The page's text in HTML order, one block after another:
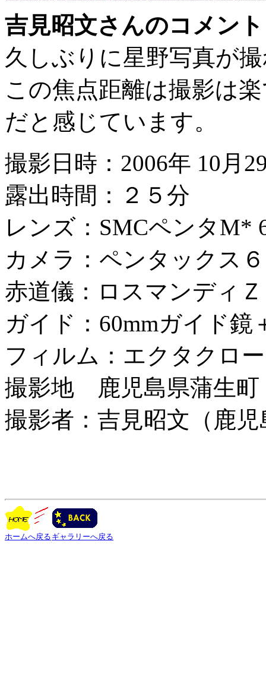
吉見昭文さんのコメン
久しぶりに星野写真が
この焦点距離は撮影は
だと感じています。
撮影日時：2006年 10月
露出時間：２５分
レンズ：SMCペンタM*
カメラ：ペンタックス
赤道儀：ロスマンディＺ
ガイド：60mmガイド
フィルム：エクタクロ
撮影地 鹿児島県蒲生町
撮影者：吉見昭文（鹿
ホームへ戻る ギャラリーへ戻る